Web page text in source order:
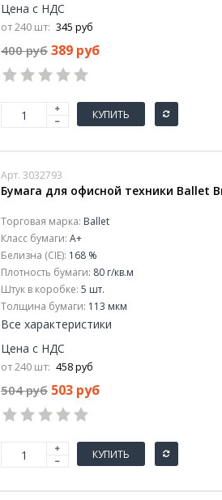
Цена с НДС
от 240 шт: 345 руб
400 руб 389 руб
КУПИТЬ
Арт. 3032793
Бумага для офисной техники Ballet
Торговая марка: Ballet
Класс бумаги: A+
Белизна (CIE): 168 %
Плотность бумаги: 80 г/кв.м
Штук в коробке: 5 шт.
Толщина бумаги: 113 мкм
Все характеристики
Цена с НДС
от 240 шт: 458 руб
504 руб 503 руб
КУПИТЬ